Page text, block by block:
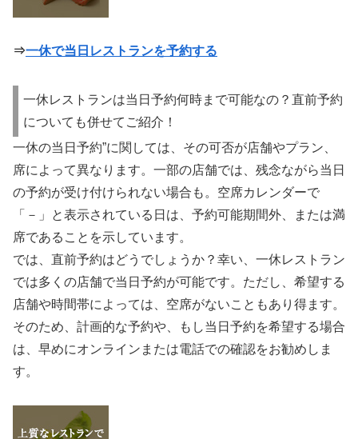
⇒一休で当日レストランを予約する
一休レストランは当日予約何時まで可能なの？直前予約
についても併せてご紹介！
一休の当日予約”に関しては、その可否が店舗やプラン、
席によって異なります。一部の店舗では、残念ながら当日
の予約が受け付けられない場合も。空席カレンダーで
「－」と表示されている日は、予約可能期間外、または満
席であることを示しています。
では、直前予約はどうでしょうか？幸い、一休レストラン
では多くの店舗で当日予約が可能です。ただし、希望する
店舗や時間帯によっては、空席がないこともあり得ます。
そのため、計画的な予約や、もし当日予約を希望する場合
は、早めにオンラインまたは電話での確認をお勧めしま
す。